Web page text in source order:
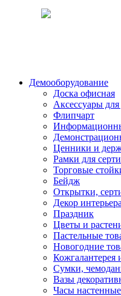
Демооборудование
Доска офисная
Аксессуары для
Флипчарт
Ценники и
Рамки для
Торговые
Бейдж
Открытки,
Декор интерьера
Праздник
Цветы и
Пастельные
Новогодние
Кожгалантерея
Сумки,
Вазы
Часы настенные